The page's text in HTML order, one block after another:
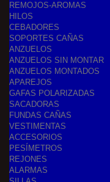
REMOJOS-AROMAS
HILOS
CEBADORES
SOPORTES CAÑAS
ANZUELOS
ANZUELOS SIN MONTAR
ANZUELOS MONTADOS
APAREJOS
GAFAS POLARIZADAS
SACADORAS
FUNDAS CAÑAS
VESTIMENTAS
ACCESORIOS
PESÍMETROS
REJONES
ALARMAS